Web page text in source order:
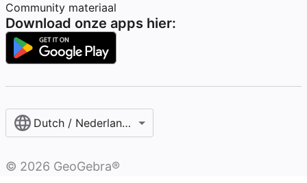
Community materiaal
Download onze apps hier:
Dutch / Nederlands‎ (België)‎
© 2026 GeoGebra®